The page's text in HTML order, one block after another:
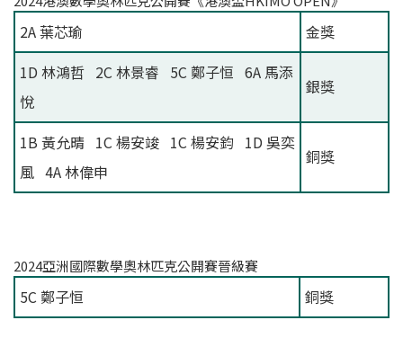
2A 葉芯瑜
金獎
1D 林鴻哲 2C 林景睿 5C 鄭子恒 6A 馬添
悅
銀獎
1B 黃允晴 1C 楊安竣 1C 楊安鈞 1D 吳奕
風 4A 林偉申
銅獎
2024亞洲國際數學奧林匹克公開賽晉級賽
5C 鄭子恒 銅獎